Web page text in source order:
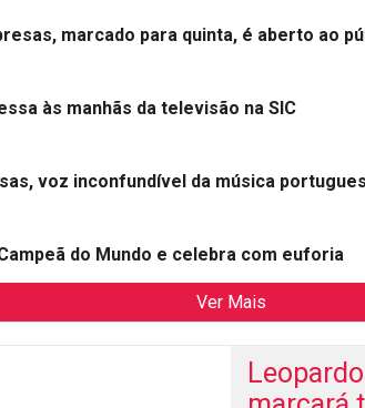
marcado para quinta, é aberto ao
às manhãs da televisão na SIC
voz inconfundível da música
do Mundo e celebra com euforia
Ver Mais